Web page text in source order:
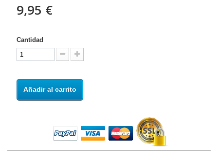
9,95 €
Cantidad
Añadir al carrito